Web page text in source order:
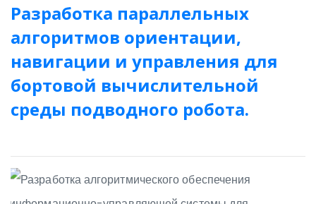
Разработка параллельных
алгоритмов ориентации,
навигации и управления для
бортовой вычислительной
среды подводного робота.